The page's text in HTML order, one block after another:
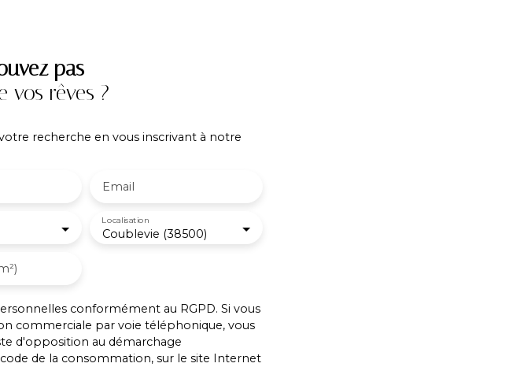
pas
vos rêves ?
recherche en vous inscrivant à notre
Email
Coublevie (38500)
Localisation
conformément au RGPD. Si vous
commerciale par voie téléphonique, vous
d'opposition au démarchage
de la consommation, sur le site Internet